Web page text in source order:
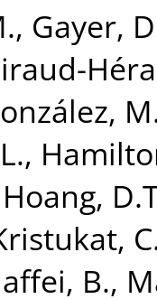
, Gayer,
,
Hoang,
B.,